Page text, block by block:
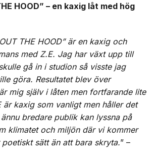
HOOD” – en kaxig låt med hög
THE HOOD” är en kaxig och
med Z.E. Jag har växt upp till
gå in i studion så visste jag
göra. Resultatet blev över
mig själv i låten men fortfarande lite
är kaxig som vanligt men håller det
bredare publik kan lyssna på
klimatet och miljön där vi kommer
sätt än att bara skryta.” –